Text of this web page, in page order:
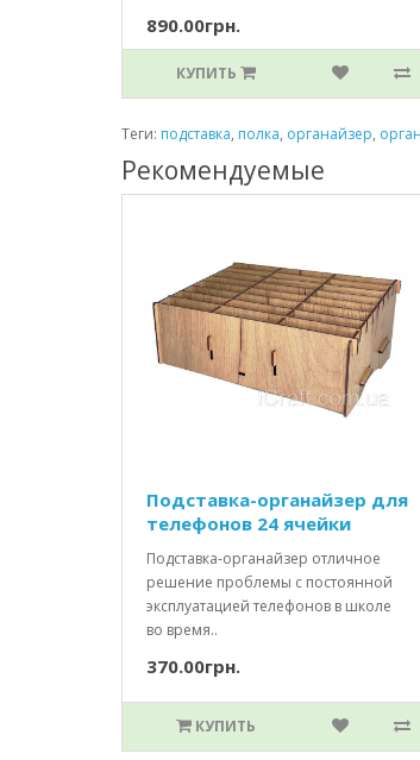
890.00грн.
КУПИТЬ
Теги: подставка, полка, органайзер,
Рекомендуемые
Подставка-органайзер для
телефонов 24 ячейки
Подставка-органайзер отличное
решение проблемы с постоянной
эксплуатацией телефонов в школе
во время..
370.00грн.
КУПИТЬ